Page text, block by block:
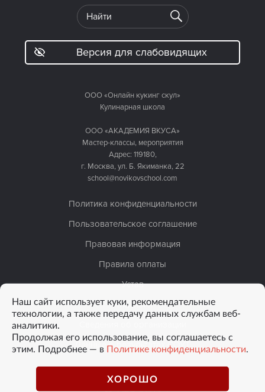
ООО «Онлайн кукинг скул»
Кулинарная школа
ООО «АКАДЕМИЯ ВКУСА»
Мастер-классы, мероприятия
Адрес: 119180,
г. Москва, ул. Б. Якиманка, 22
school@novikovschool.com
Политика конфиденциальности
Пользовательское соглашение
Правовая информация
Правила оплаты
Устав
Лицензия
Данные о результатах СОУТ
Версия для слабовидящих
Наш сайт использует куки, рекомендательные
технологии, а также передачу данных службам веб-
аналитики.
Продолжая его использование, вы соглашаетесь с
этим. Подробнее — в Политике конфиденциальности.
ХОРОШО